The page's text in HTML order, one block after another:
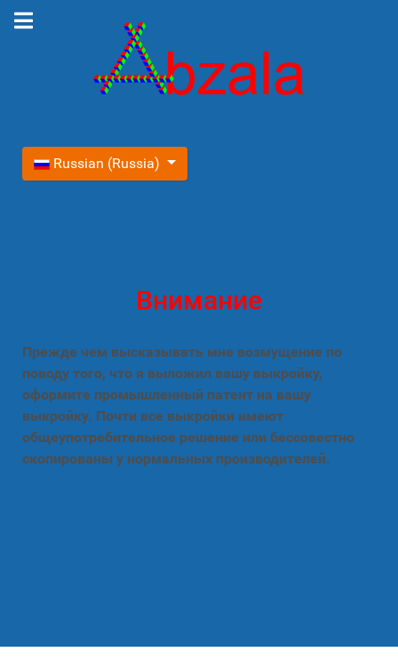
Выберите язык
Russian (Russia)
Внимание
Прежде чем высказывать мне возмущение по
поводу того, что я выложил вашу выкройку,
оформите промышленный патент на вашу
выкройку. Почти все выкройки имеют
общеупотребительное решение или бессовестно
скопированы у нормальных производителей.